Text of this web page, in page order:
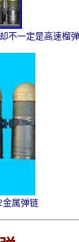
不一定是高速榴
金属弹链